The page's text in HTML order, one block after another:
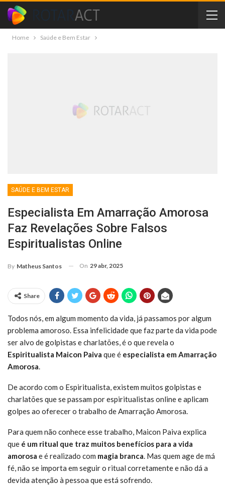
Home Saúde e Bem Estar
SAÚDE E BEM ESTAR
Especialista Em Amarração Amorosa
Faz Revelações Sobre Falsos
Espiritualistas Online
By Matheus Santos On 29 abr, 2025
Share
Todos nós, em algum momento da vida, já passamos por algum
problema amoroso. Essa infelicidade que faz parte da vida pode
ser alvo de golpistas e charlatões, é o que revela o
Espiritualista Maicon Paiva que é especialista em Amarração
Amorosa.
De acordo com o Espiritualista, existem muitos golpistas e
charlatões que se passam por espiritualistas online e aplicam
golpes ao oferecer o trabalho de Amarração Amorosa.
Para quem não conhece esse trabalho, Maicon Paiva explica
que é um ritual que traz muitos benefícios para a vida
amorosa e é realizado com magia branca. Mas quem age de má
fé, não se importa em seguir o ritual corretamente e não dá a
devida atenção à pessoa que está sofrendo.